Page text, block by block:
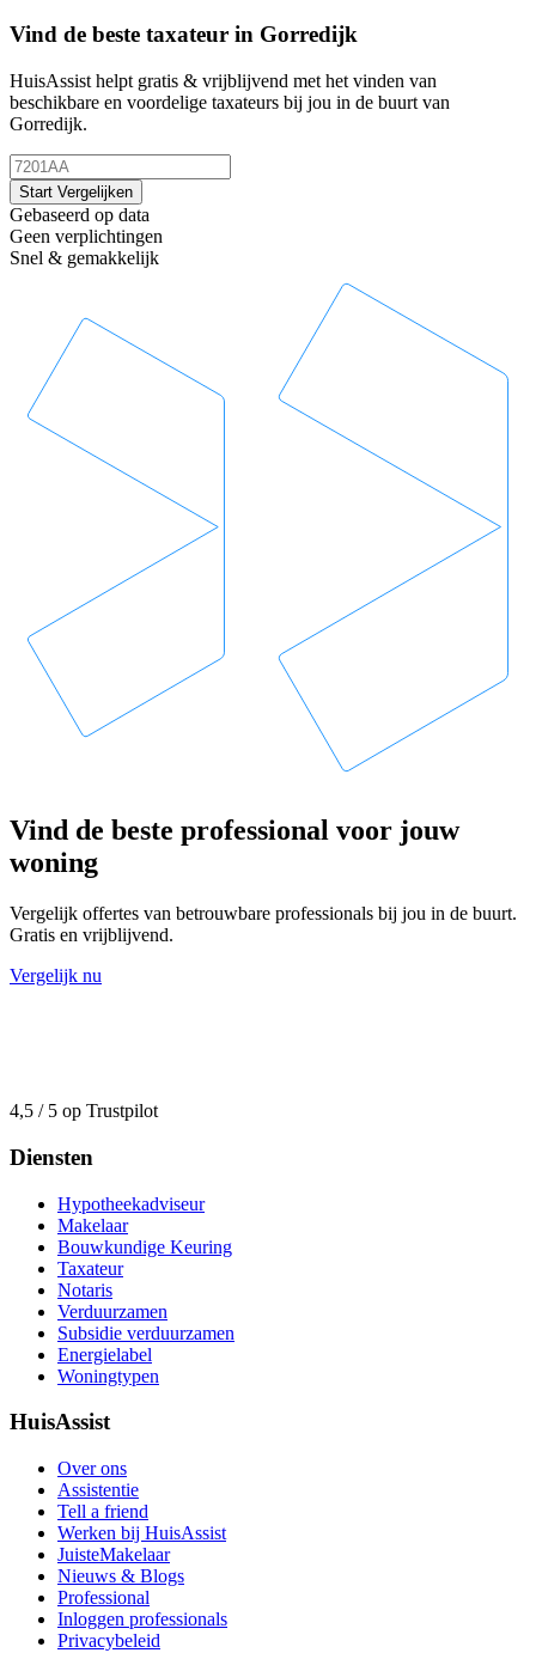
Vind de beste taxateur in Gorredijk
HuisAssist helpt gratis & vrijblijvend met het vinden van
beschikbare en voordelige taxateurs bij jou in de buurt van
Gorredijk.
Start Vergelijken
Gebaseerd op data
Geen verplichtingen
Snel & gemakkelijk
Vind de beste professional voor jouw
woning
Vergelijk offertes van betrouwbare professionals bij jou in de buurt.
Gratis en vrijblijvend.
Vergelijk nu
4,5 / 5 op Trustpilot
Diensten
Hypotheekadviseur
Makelaar
Bouwkundige Keuring
Taxateur
Notaris
Verduurzamen
Subsidie verduurzamen
Energielabel
Woningtypen
HuisAssist
Over ons
Assistentie
Tell a friend
Werken bij HuisAssist
JuisteMakelaar
Nieuws & Blogs
Professional
Inloggen professionals
Privacybeleid